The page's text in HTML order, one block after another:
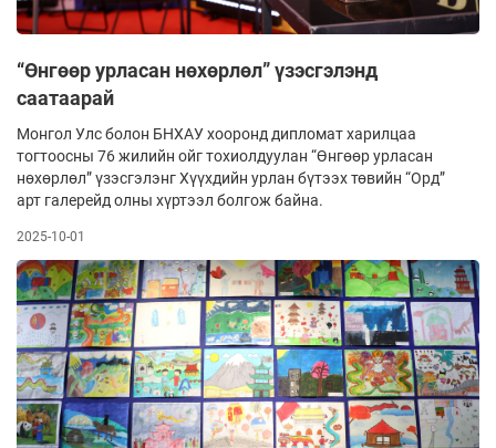
“Өнгөөр урласан нөхөрлөл” үзэсгэлэнд
саатаарай
Монгол Улс болон БНХАУ хооронд дипломат харилцаа
тогтоосны 76 жилийн ойг тохиолдуулан “Өнгөөр урласан
нөхөрлөл” үзэсгэлэнг Хүүхдийн урлан бүтээх төвийн “Орд”
арт галерейд олны хүртээл болгож байна.
2025-10-01